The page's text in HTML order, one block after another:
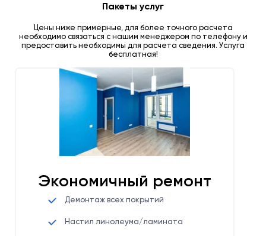
Пакеты услуг
Цены ниже примерные, для более точного расчета
необходимо связаться с нашим менеджером по телефону и
предоставить необходимы для расчета сведения. Услуга
бесплатная!
Экономичный ремонт
Демонтаж всех покрытий
Настил линолеума/ламината